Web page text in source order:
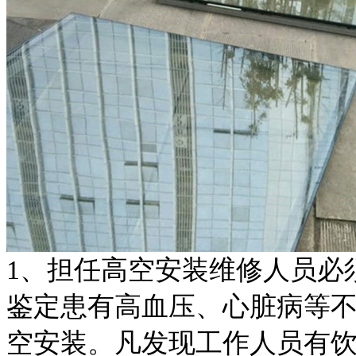
1、担任高空安装维修人员
鉴定患有高血压、心脏病等
空安装。凡发现工作人员有